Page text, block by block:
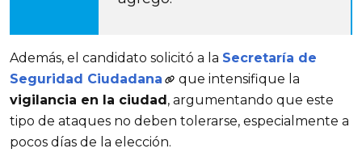
Además, el candidato solicitó a la Secretaría de
Seguridad Ciudadana
vigilancia en la ciudad, argumentando que este
tipo de ataques no deben tolerarse, especialmente a
pocos días de la elección.